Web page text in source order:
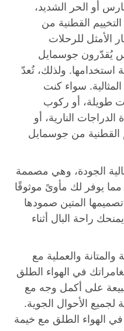
أو الحر الشديد،
القطنية من
الأمثل للرحلات
يُقدّرون جوسمايل
استخدامها. ولذلك، تُعدّ
سواء كنت
طويلة، أو ركوب
الدراجات النارية، أو
القطنية من جوسمايل
الجودة، وهي مصممة
يوفر لك مأوىً موثوقًا
المتين صمودها
راحة البال أثناء
والعملية مع
في الهواء الطلق
على أكمل وجه مع
لجميع الأحوال الجوية.
الهواء الطلق مع خيمة